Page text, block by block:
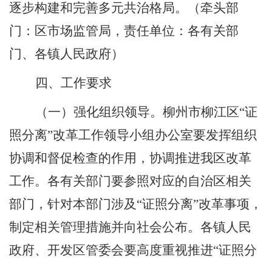
逐步构建和完善多元共治格局。
（牵头部
门： 区市场监管局 ，责任单位：各有关部
门、各镇人民政府）
四、工作要求
（一）强化组织领导。 柳州市柳江区“证
照分离”改革工作领导小组办公室要发挥组织
协调和督促检查的作用，协调推进我区改革
工作。各有关部门要参照对应的自治区相关
部门，针对本部门涉及 “证照分离”改革事项，
制定相关管理措施并向社会公布。各镇人民
政府、开发区管委会要高度重视推进“证照分